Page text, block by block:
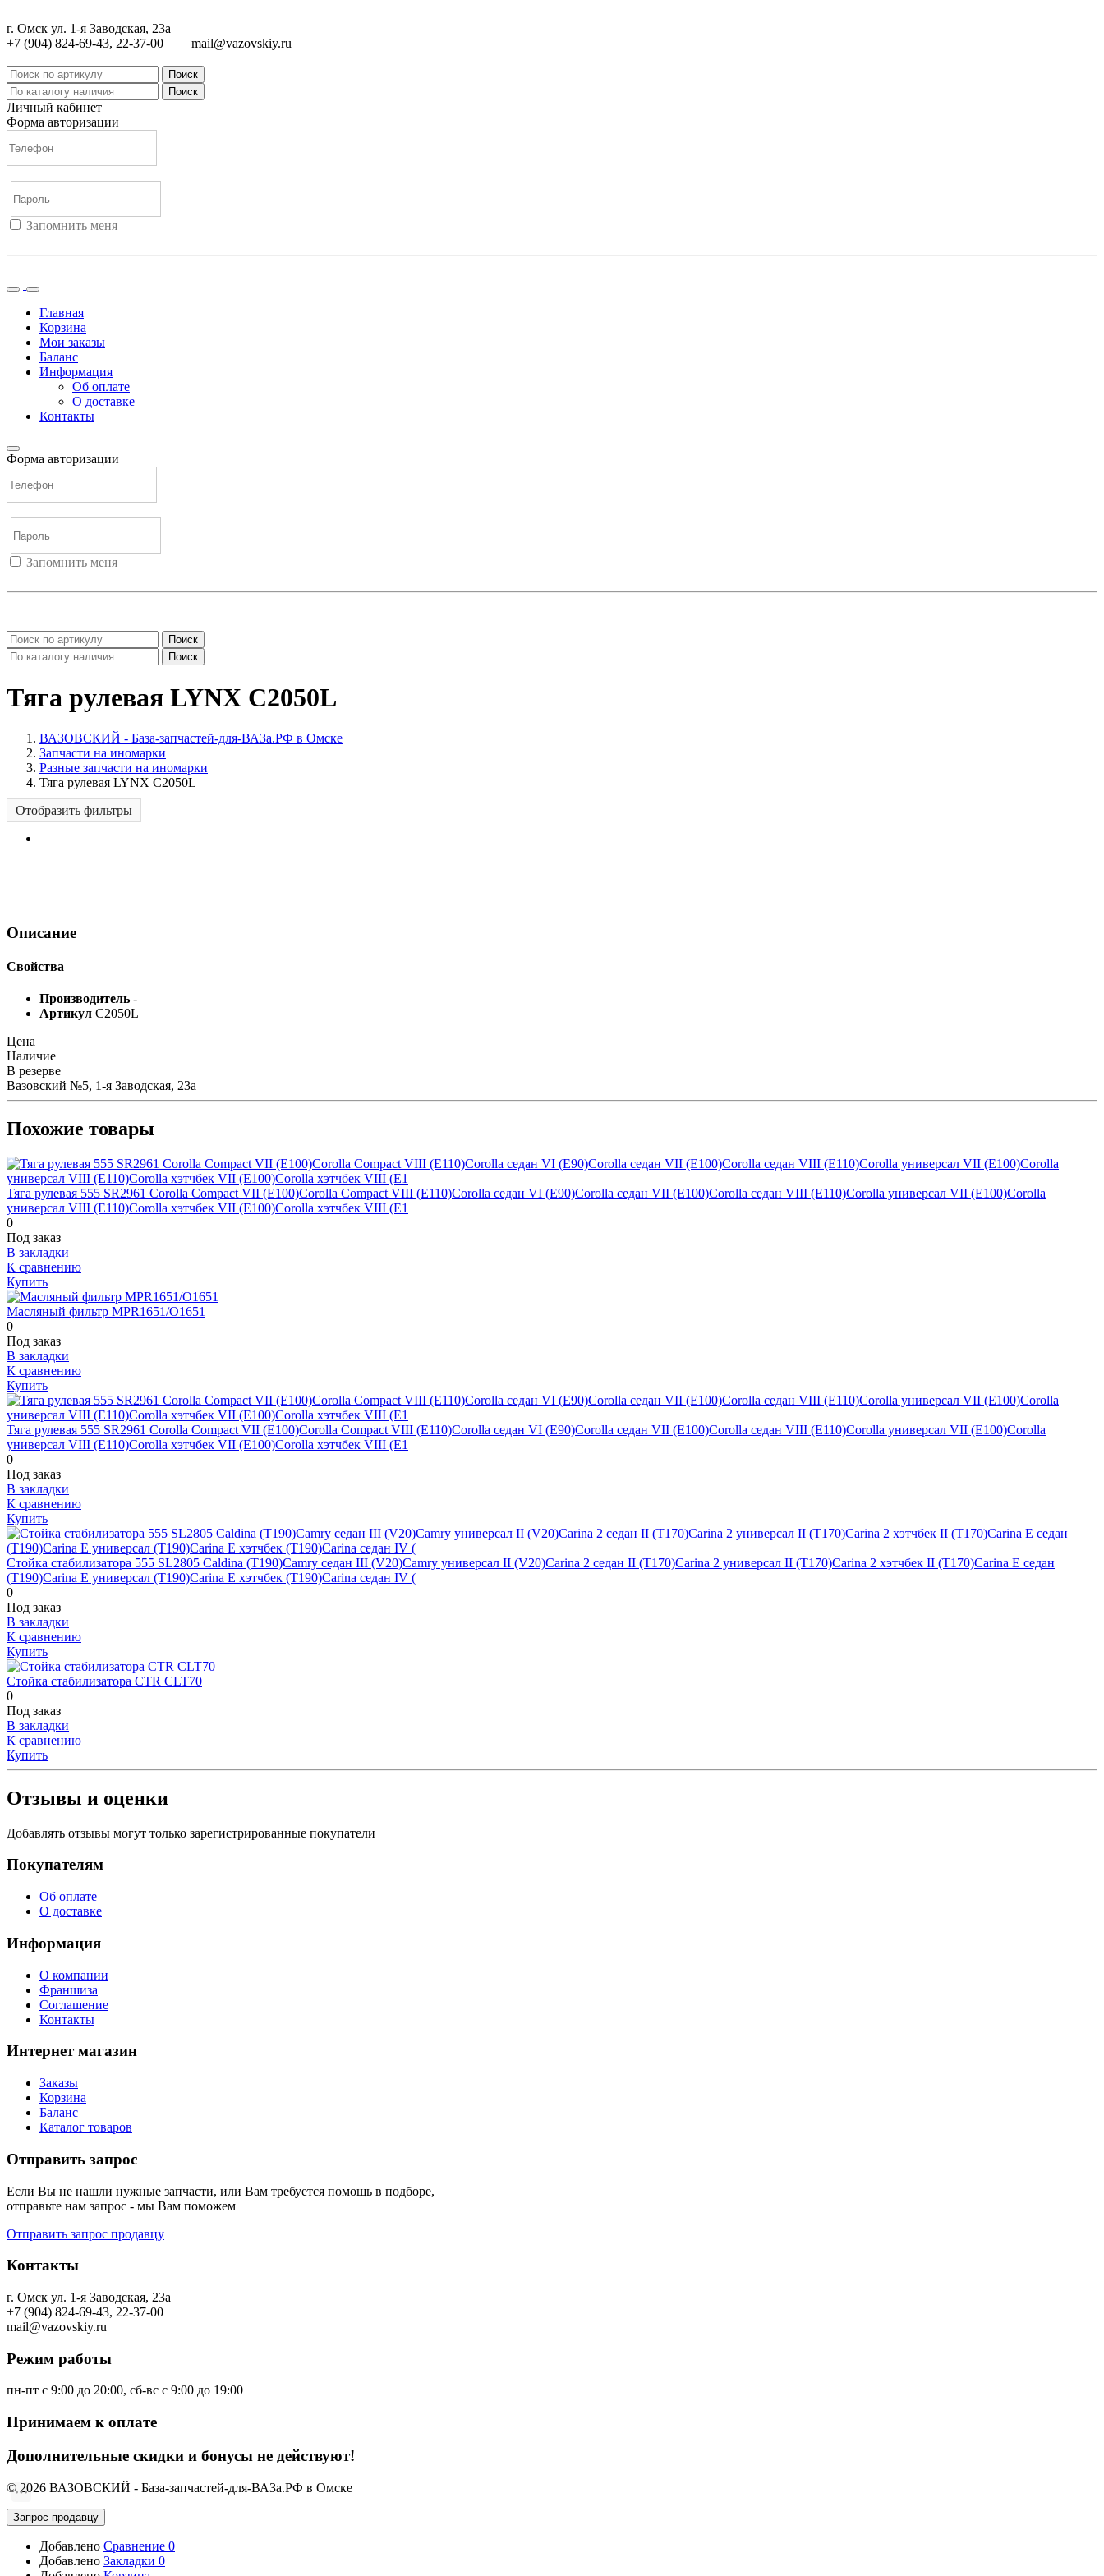
г. Омск ул. 1-я Заводская, 23а
+7 (904) 824-69-43, 22-37-00
mail@vazovskiy.ru
Поиск
Поиск
Личный кабинет
Форма авторизации
Запомнить меня
Главная
Корзина
Мои заказы
Баланс
Информация
Об оплате
О доставке
Контакты
Форма авторизации
Запомнить меня
Поиск
Поиск
Тяга рулевая LYNX C2050L
ВАЗОВСКИЙ - База-запчастей-для-ВАЗа.РФ в Омске
Запчасти на иномарки
Разные запчасти на иномарки
Тяга рулевая LYNX C2050L
Отобразить фильтры
Описание
Свойства
Производитель -
Артикул C2050L
Цена
Наличие
В резерве
Вазовский №5, 1-я Заводская, 23а
Похожие товары
Тяга рулевая 555 SR2961 Corolla Compact VII (E100)Corolla Compact VIII (E110)Corolla седан VI (E90)Corolla седан VII (E100)Corolla седан VIII (E110)Corolla универсал VII (E100)Corolla
универсал VIII (E110)Corolla хэтчбек VII (E100)Corolla хэтчбек VIII (E1
0
Под заказ
В закладки
К сравнению
Купить
Масляный фильтр MPR1651/O1651
0
Под заказ
В закладки
К сравнению
Купить
Тяга рулевая 555 SR2961 Corolla Compact VII (E100)Corolla Compact VIII (E110)Corolla седан VI (E90)Corolla седан VII (E100)Corolla седан VIII (E110)Corolla универсал VII (E100)Corolla
универсал VIII (E110)Corolla хэтчбек VII (E100)Corolla хэтчбек VIII (E1
0
Под заказ
В закладки
К сравнению
Купить
Стойка стабилизатора 555 SL2805 Caldina (T190)Camry седан III (V20)Camry универсал II (V20)Carina 2 седан II (T170)Carina 2 универсал II (T170)Carina 2 хэтчбек II (T170)Carina E седан
(T190)Carina E универсал (T190)Carina E хэтчбек (T190)Carina седан IV (
0
Под заказ
В закладки
К сравнению
Купить
Стойка стабилизатора CTR CLT70
0
Под заказ
В закладки
К сравнению
Купить
Отзывы и оценки
Добавлять отзывы могут только зарегистрированные покупатели
Покупателям
Об оплате
О доставке
Информация
О компании
Франшиза
Соглашение
Контакты
Интернет магазин
Заказы
Корзина
Баланс
Каталог товаров
Отправить запрос
Если Вы не нашли нужные запчасти, или Вам требуется помощь в подборе,
отправьте нам запрос - мы Вам поможем
Отправить запрос продавцу
Контакты
г. Омск ул. 1-я Заводская, 23а
+7 (904) 824-69-43, 22-37-00
mail@vazovskiy.ru
Режим работы
пн-пт с 9:00 до 20:00, сб-вс с 9:00 до 19:00
Принимаем к оплате
Дополнительные скидки и бонусы не действуют!
© 2026 ВАЗОВСКИЙ - База-запчастей-для-ВАЗа.РФ в Омске
Запрос продавцу
Добавлено Сравнение 0
Добавлено Закладки 0